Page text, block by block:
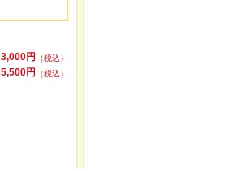
3,000円
（税込）
5,500円
（税込）